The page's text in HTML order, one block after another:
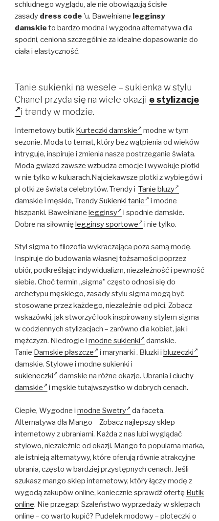
schludnego wyglądu, ale nie obowiązują ścisłe
zasady dress code ’u. Bawełniane legginsy
damskie to bardzo modna i wygodna alternatywa dla
spodni, ceniona szczególnie za idealne dopasowanie do
ciała i elastyczność.
Tanie sukienki na wesele – sukienka w stylu
Chanel przyda się na wiele okazji e stylizacje
i trendy w modzie.
Internetowy butik Kurteczki damskie
modne w tym
sezonie. Moda to temat, który bez wątpienia od wieków
intryguje, inspiruje i zmienia nasze postrzeganie świata.
Moda gwiazd zawsze wzbudza emocje i wywołuje plotki
w nie tylko w kuluarach.Najciekawsze plotki z wybiegów i
pl otki ze świata celebrytów. Trendy i Tanie bluzy
damskie i męskie, TrendySukienki tanie
i modne
hiszpanki. Bawełniane legginsy
i spodnie damskie.
Dobre na siłownię legginsy sportowe i nie tylko.
Styl sigma to filozofia wykraczająca poza samą modę.
Inspiruje do budowania własnej tożsamości poprzez
ubiór, podkreślając indywidualizm, niezależność i pewność
siebie. Choć termin „sigma” często odnosi się do
archetypu męskiego, zasady stylu sigma mogą być
stosowane przez każdego, niezależnie od płci. Zobacz
wskazówki, jak stworzyć look inspirowany stylem sigma
w codziennych stylizacjach – zarówno dla kobiet, jak i
mężczyzn. Niedrogie i modne sukienki
damskie.
Tanie Damskie płaszcze i marynarki . Bluzki i bluzeczki
damskie. Stylowe i modne sukienki i
sukieneczki
damskie na różne okazje. Ubrania i ciuchy
damskie
i męskie tutajwszystko w dobrych cenach.
Ciepłe, Wygodne i modne Swetry
da faceta.
Alternatywa dla Mango – Zobacz najlepszy sklep
internetowy z ubraniami. Każda z nas lubi wyglądać
stylowo, niezależnie od okazji. Mango to popularna marka,
ale istnieją alternatywy, które oferują równie atrakcyjne
ubrania, często w bardziej przystępnych cenach. Jeśli
szukasz mango sklep internetowy, który łączy modę z
wygodą zakupów online, koniecznie sprawdź ofertę Butik
online. Nie przegap: Szaleństwo wyprzedaży w sklepach
online – co warto kupić? Pudelek modowy – ploteczki o